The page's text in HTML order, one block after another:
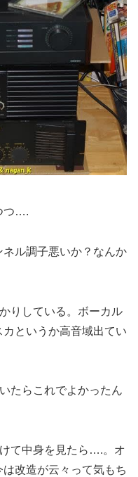
つ….
ル調子悪いか？なんか
りしている。ボーカル
というか高音域出てい
たらこれでよかったん
て中身を見たら….。オ
改造が云々って気もち